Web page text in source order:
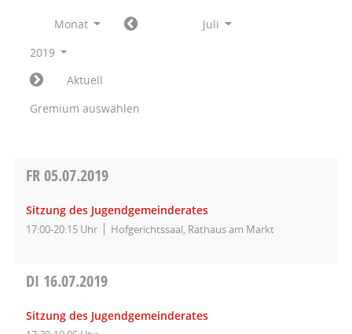
Monat
Juli
2019
Aktuell
Gremium auswählen
FR05.07.2019
Sitzung des Jugendgemeinderates
17:00-20:15 Uhr Hofgerichtssaal, Rathaus am Markt
DI 16.07.2019
Sitzung des Jugendgemeinderates